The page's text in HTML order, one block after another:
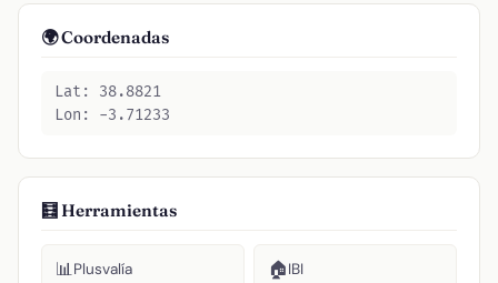
🌍 Coordenadas
Lat: 38.8821
Lon: -3.71233
🧮 Herramientas
📊Plusvalía 🏠IBI